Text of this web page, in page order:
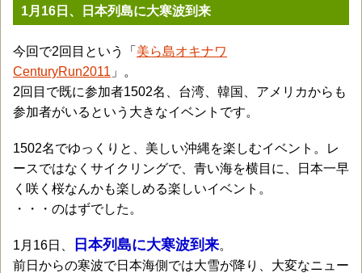
1月16日、日本列島に大寒波到来
今回で2回目という「 美ら島オキナワ
CenturyRun2011 」。
2回目で既に参加者1502名、台湾、韓国、アメリカからも
参加者がいるという大きなイベントです。
1502名でゆっくりと、美しい沖縄を楽しむイベント。レ
ースではなくサイクリングで、青い海を横目に、日本一早
く咲く桜なんかも楽しめる楽しいイベント。
・・・のはずでした。
1月16日、 日本列島に大寒波到来。
前日からの寒波で日本海側では大雪が降り、大変なニュー